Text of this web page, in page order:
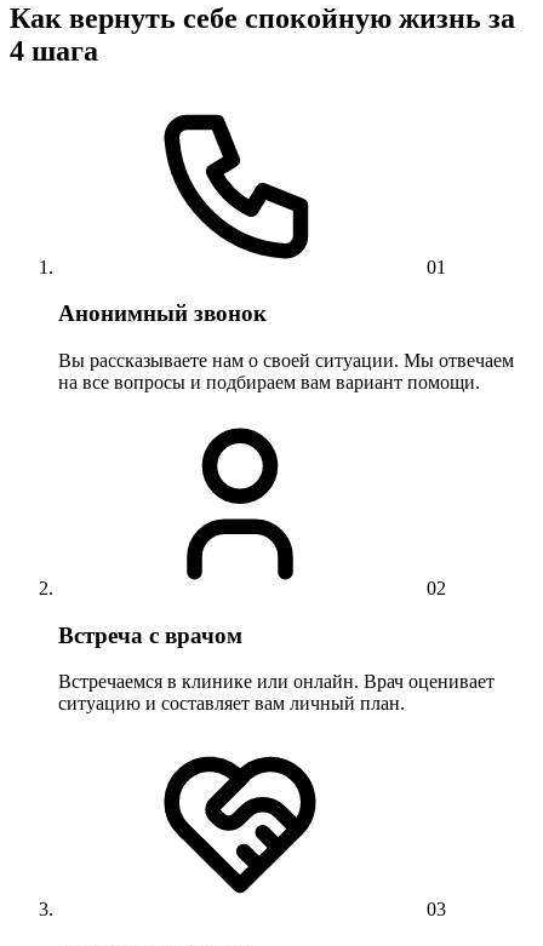
Как вернуть себе спокойную жизнь за
4 шага
01
Анонимный звонок
Вы рассказываете нам о своей ситуации. Мы отвечаем
на все вопросы и подбираем вам вариант помощи.
02
Встреча с врачом
Встречаемся в клинике или онлайн. Врач оценивает
ситуацию и составляет вам личный план.
03